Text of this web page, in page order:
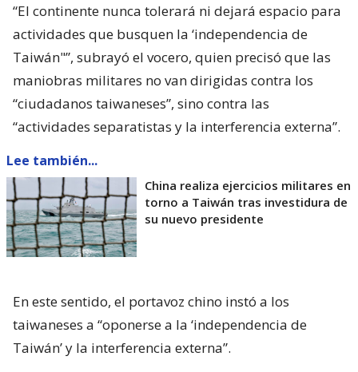
“El continente nunca tolerará ni dejará espacio para
actividades que busquen la ‘independencia de
Taiwán"”, subrayó el vocero, quien precisó que las
maniobras militares no van dirigidas contra los
“ciudadanos taiwaneses”, sino contra las
“actividades separatistas y la interferencia externa”.
Lee también...
China realiza ejercicios militares en
torno a Taiwán tras investidura de
su nuevo presidente
En este sentido, el portavoz chino instó a los
taiwaneses a “oponerse a la ‘independencia de
Taiwán’ y la interferencia externa”.